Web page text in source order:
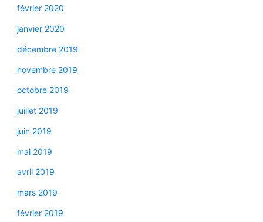
février 2020
janvier 2020
décembre 2019
novembre 2019
octobre 2019
juillet 2019
juin 2019
mai 2019
avril 2019
mars 2019
février 2019